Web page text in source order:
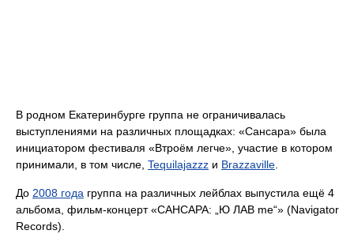
В родном Екатеринбурге группа не ограничивалась
выступлениями на различных площадках: «Сансара» была
инициатором фестиваля «Втроём легче», участие в котором
принимали, в том числе, Tequilajazzz и Brazzaville
До 2008 года группа на различных лейблах выпустила ещё 4
альбома, фильм-концерт «САНСАРА: „Ю ЛАВ me“» (Navigator
Records).